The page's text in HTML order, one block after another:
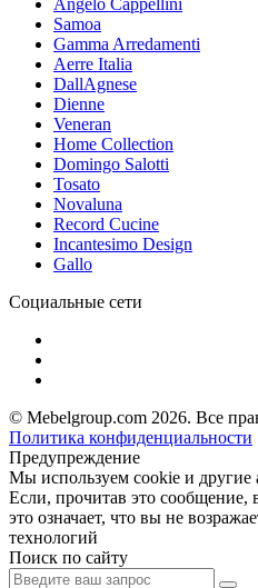
Samoa
Gamma Arredamenti
Aerre Italia
DallAgnese
Dienne
Veneran
Home Collection
Domingo Salotti
Tosato
Novaluna
Record Cucine
Incantesimo Design
Gallo
Социальные сети
© Mebelgroup.com 2026. Все
Политика конфиденциальности
Предупреждение
Мы используем cookie и другие
Если, прочитав это сообщение,
это означает, что вы не
технологий
Поиск по сайту